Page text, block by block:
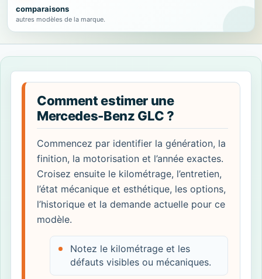
comparaisons
autres modèles de la marque.
Comment estimer une
Mercedes-Benz GLC ?
Commencez par identifier la génération, la
finition, la motorisation et l’année exactes.
Croisez ensuite le kilométrage, l’entretien,
l’état mécanique et esthétique, les options,
l’historique et la demande actuelle pour ce
modèle.
Notez le kilométrage et les
défauts visibles ou mécaniques.